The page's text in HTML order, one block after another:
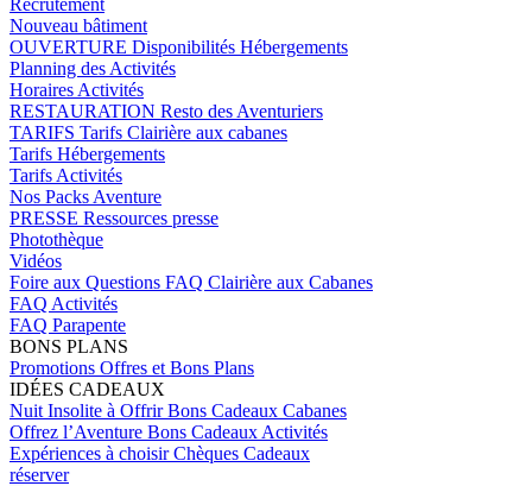
Recrutement
Nouveau bâtiment
OUVERTURE Disponibilités Hébergements
Planning des Activités
Horaires Activités
RESTAURATION Resto des Aventuriers
TARIFS Tarifs Clairière aux cabanes
Tarifs Hébergements
Tarifs Activités
Nos Packs Aventure
PRESSE Ressources presse
Photothèque
Vidéos
Foire aux Questions FAQ Clairière aux Cabanes
FAQ Activités
FAQ Parapente
BONS PLANS
Promotions Offres et Bons Plans
IDÉES CADEAUX
Nuit Insolite à OffrirBons Cadeaux Cabanes
Offrez l’Aventure Bons Cadeaux Activités
Expériences à choisirChèques Cadeaux
réserver